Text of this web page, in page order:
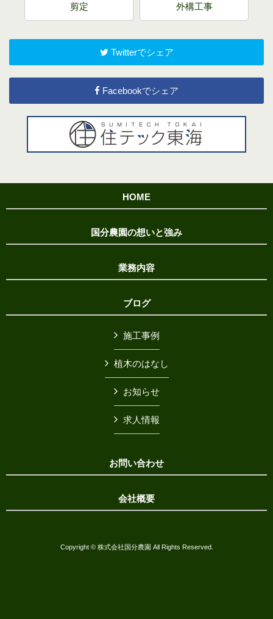
剪定 外構工事
Twitterでシェア
Facebookでシェア
HOME
国分農園の想いと強み
業務内容
ブログ
施工事例
植木のはなし
お知らせ
求人情報
お問い合わせ
会社概要
Copyright © 株式会社国分農園 All Rights Reserved.